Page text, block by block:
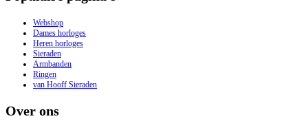
Webshop
Dames horloges
Heren horloges
Sieraden
Armbanden
Ringen
van Hooff Sieraden
Over ons